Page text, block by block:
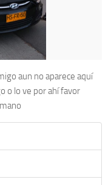
aun no aparece aquí
o lo ve por ahí favor